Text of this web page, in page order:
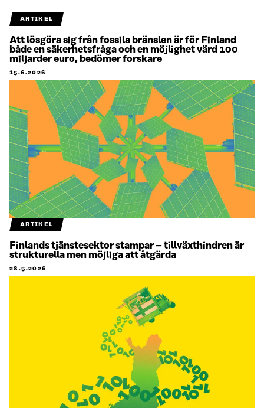
ARTIKEL
Att lösgöra sig från fossila bränslen är för Finland
både en säkerhetsfråga och en möjlighet värd 100
miljarder euro, bedömer forskare
15.6.2026
ARTIKEL
Finlands tjänstesektor stampar – tillväxthindren är
strukturella men möjliga att åtgärda
28.5.2026